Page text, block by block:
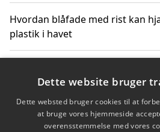
Hvordan blåfade med rist kan
plastik i havet
guide til sikker og sjov
Dette website bruger
Dette websted bruger cookies til at
at bruge vores hjemmeside
overensstemmelse med vores